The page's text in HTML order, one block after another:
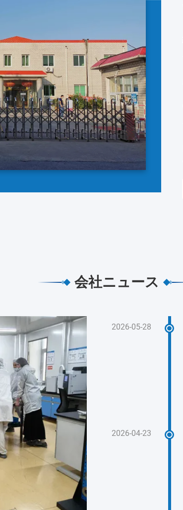
会社ニュース
2026-05-28
2026-04-23